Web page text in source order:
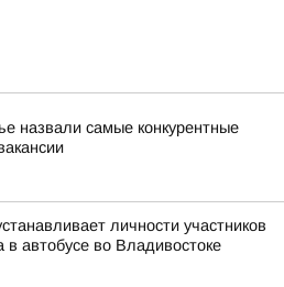
назвали самые конкурентные
личности участников
в автобусе во Владивостоке